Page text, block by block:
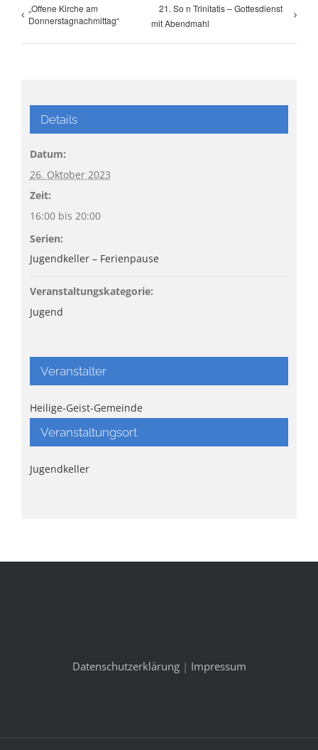
„Offene Kirche am
Donnerstagnachmittag“
21. So n Trinitatis – Gottesdienst
mit Abendmahl
Details
Datum:
26. Oktober 2023
Zeit:
16:00 bis 20:00
Serien:
Jugendkeller – Ferienpause
Veranstaltungskategorie:
Jugend
Veranstaltungsort
Jugendkeller
Veranstalter
Heilige-Geist-Gemeinde
Datenschutzerklärung| Impressum